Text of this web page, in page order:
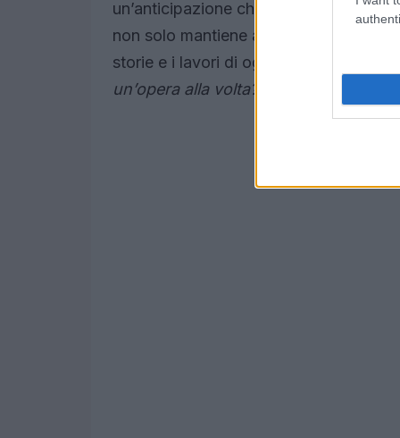
un’anticipazione che culminerà nel
non solo mantiene alta l’attenzione,
storie e i lavori di ogni artista
un’opera alla volta?